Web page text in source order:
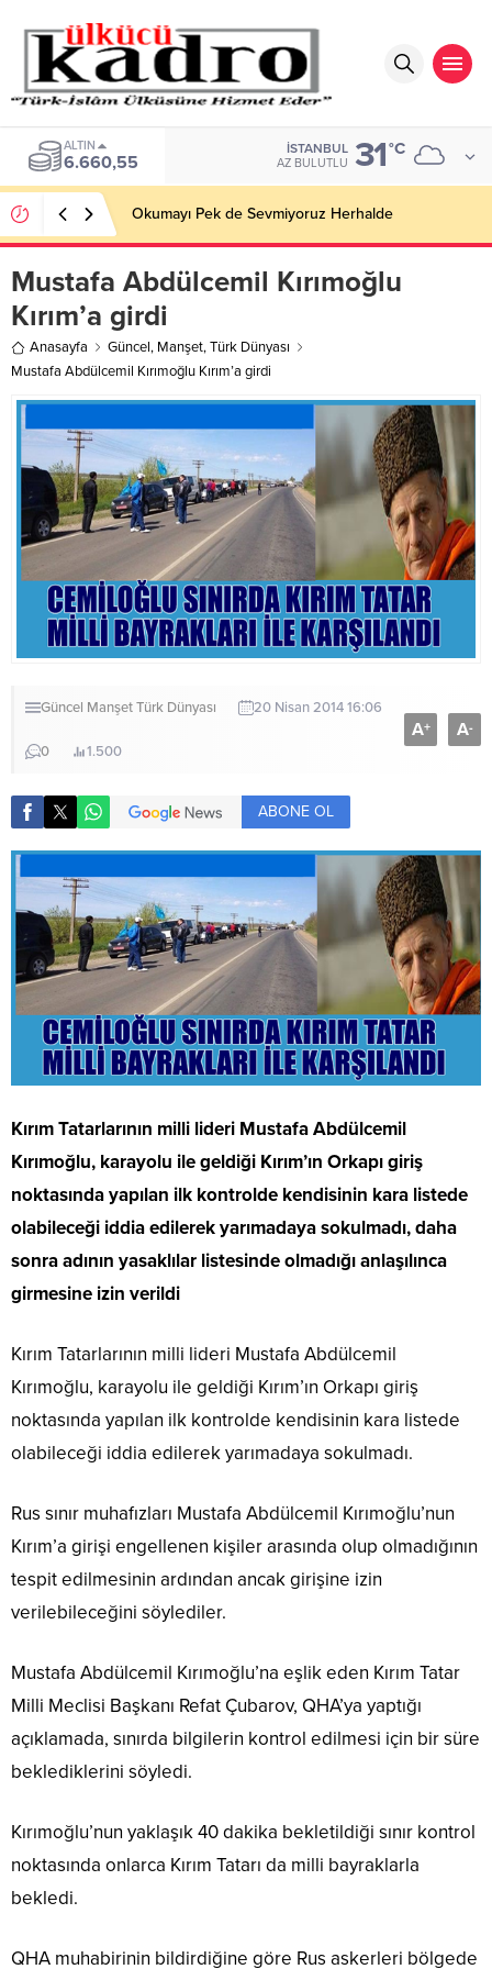
BIST
13.779,39
İSTANBUL
AZ BULUTLU 31°C
Okumayı Pek de Sevmiyoruz Herhalde
Mustafa Abdülcemil Kırımoğlu
Kırım’a girdi
Anasayfa Güncel, Manşet,Türk Dünyası
Mustafa Abdülcemil Kırımoğlu Kırım’a girdi
Güncel ManşetTürk Dünyası 20 Nisan 2014 16:06
0 1.500
A+ A-
ABONE OL
Kırım Tatarlarının milli lideri Mustafa Abdülcemil
Kırımoğlu, karayolu ile geldiği Kırım’ın Orkapı giriş
noktasında yapılan ilk kontrolde kendisinin kara listede
olabileceği iddia edilerek yarımadaya sokulmadı, daha
sonra adının yasaklılar listesinde olmadığı anlaşılınca
girmesine izin verildi
Kırım Tatarlarının milli lideri Mustafa Abdülcemil
Kırımoğlu, karayolu ile geldiği Kırım’ın Orkapı giriş
noktasında yapılan ilk kontrolde kendisinin kara listede
olabileceği iddia edilerek yarımadaya sokulmadı.
Rus sınır muhafızları Mustafa Abdülcemil Kırımoğlu’nun
Kırım’a girişi engellenen kişiler arasında olup olmadığının
tespit edilmesinin ardından ancak girişine izin
verilebileceğini söylediler.
Mustafa Abdülcemil Kırımoğlu’na eşlik eden Kırım Tatar
Milli Meclisi Başkanı Refat Çubarov, QHA’ya yaptığı
açıklamada, sınırda bilgilerin kontrol edilmesi için bir süre
beklediklerini söyledi.
Kırımoğlu’nun yaklaşık 40 dakika bekletildiği sınır kontrol
noktasında onlarca Kırım Tatarı da milli bayraklarla
bekledi.
QHA muhabirinin bildirdiğine göre Rus askerleri bölgede